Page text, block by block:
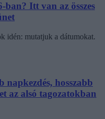
Itt van az összes
idén: mutatjuk a dátumokat.
hosszabb
az alsó tagozatokban